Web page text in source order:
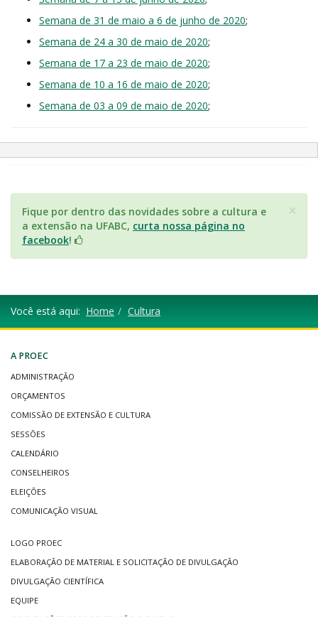
Semana de 31 de maio a 6 de junho de 2020;
Semana de 24 a 30 de maio de 2020;
Semana de 17 a 23 de maio de 2020;
Semana de 10 a 16 de maio de 2020;
Semana de 03 a 09 de maio de 2020;
×
Fique por dentro das novidades sobre a cultura e
a extensão na UFABC, curta nossa página no
facebook!
Você está aqui: Home Cultura
A PROEC
ADMINISTRAÇÃO
ORÇAMENTOS
COMISSÃO DE EXTENSÃO E CULTURA
SESSÕES
CALENDÁRIO
CONSELHEIROS
ELEIÇÕES
COMUNICAÇÃO VISUAL
LOGO PROEC
ELABORAÇÃO DE MATERIAL E SOLICITAÇÃO DE DIVULGAÇÃO
DIVULGAÇÃO CIENTÍFICA
EQUIPE